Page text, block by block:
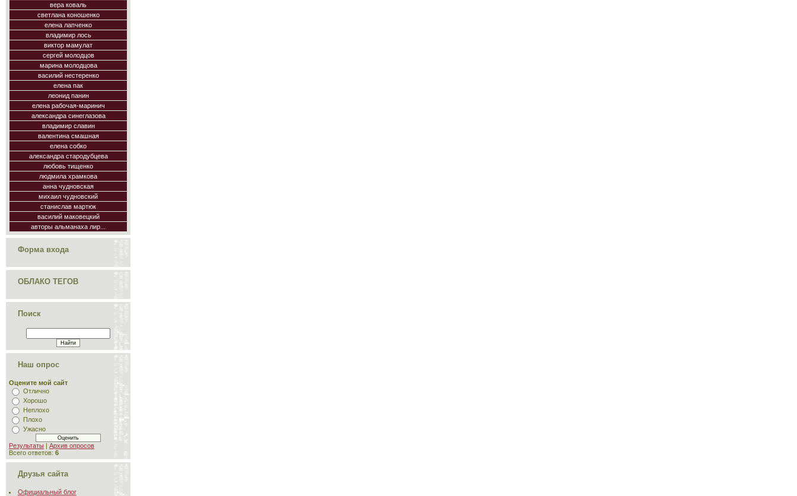
вера коваль
светлана коношенко
елена лапченко
владимир лось
виктор мамулат
сергей молодцов
марина молодцова
василий нестеренко
елена пак
леонид панин
елена рабочая-маринич
александра синеглазова
владимир славин
валентина смашная
елена собко
александра стародубцева
любовь тищенко
людмила храмкова
анна чудновская
михаил чудновский
станислав мартюк
василий маковецкий
авторы альманаха лир...
Форма входа
ОБЛАКО ТЕГОВ
Поиск
Наш опрос
Оцените мой сайт
Отлично
Хорошо
Неплохо
Плохо
Ужасно
Результаты | Архив опросов
Всего ответов: 6
Друзья сайта
Официальный блог